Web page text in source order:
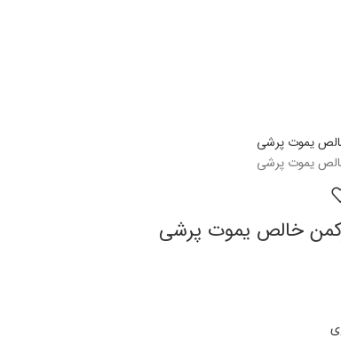
خالص یموت پرشی